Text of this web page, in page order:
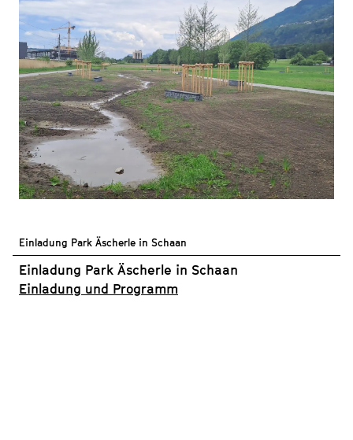
Einladung Park Äscherle in Schaan
Einladung Park Äscherle in Schaan
Einladung und Programm